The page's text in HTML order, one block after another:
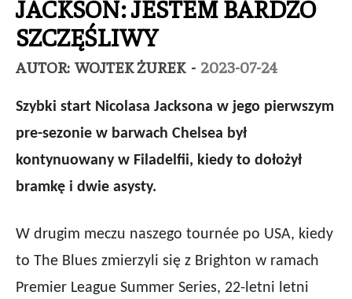
JACKSON: JESTEM BARDZO
SZCZĘŚLIWY
AUTOR: WOJTEK ŻUREK - 2023-07-24
Szybki start Nicolasa Jacksona w jego pierwszym
pre-sezonie w barwach Chelsea był
kontynuowany w Filadelfii, kiedy to dołożył
bramkę i dwie asysty.
W drugim meczu naszego tournée po USA, kiedy
to The Blues zmierzyli się z Brighton w ramach
Premier League Summer Series, 22-letni letni